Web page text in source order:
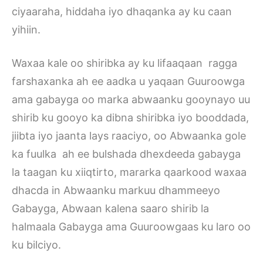
ciyaaraha, hiddaha iyo dhaqanka ay ku caan
yihiin.
Waxaa kale oo shiribka ay ku lifaaqaan ragga
farshaxanka ah ee aadka u yaqaan Guuroowga
ama gabayga oo marka abwaanku gooynayo uu
shirib ku gooyo ka dibna shiribka iyo booddada,
jiibta iyo jaanta lays raaciyo, oo Abwaanka gole
ka fuulka ah ee bulshada dhexdeeda gabayga
la taagan ku xiiqtirto, mararka qaarkood waxaa
dhacda in Abwaanku markuu dhammeeyo
Gabayga, Abwaan kalena saaro shirib la
halmaala Gabayga ama Guuroowgaas ku laro oo
ku bilciyo.